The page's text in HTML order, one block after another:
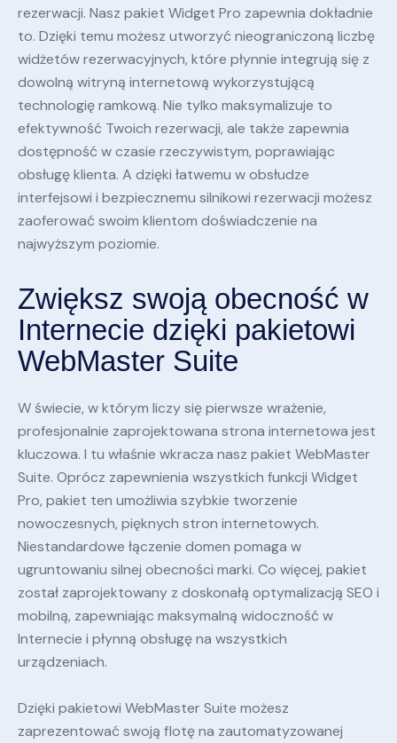
rezerwacji. Nasz pakiet Widget Pro zapewnia dokładnie
to. Dzięki temu możesz utworzyć nieograniczoną liczbę
widżetów rezerwacyjnych, które płynnie integrują się z
dowolną witryną internetową wykorzystującą
technologię ramkową. Nie tylko maksymalizuje to
efektywność Twoich rezerwacji, ale także zapewnia
dostępność w czasie rzeczywistym, poprawiając
obsługę klienta. A dzięki łatwemu w obsłudze
interfejsowi i bezpiecznemu silnikowi rezerwacji możesz
zaoferować swoim klientom doświadczenie na
najwyższym poziomie.
Zwiększ swoją obecność w
Internecie dzięki pakietowi
WebMaster Suite
W świecie, w którym liczy się pierwsze wrażenie,
profesjonalnie zaprojektowana strona internetowa jest
kluczowa. I tu właśnie wkracza nasz pakiet WebMaster
Suite. Oprócz zapewnienia wszystkich funkcji Widget
Pro, pakiet ten umożliwia szybkie tworzenie
nowoczesnych, pięknych stron internetowych.
Niestandardowe łączenie domen pomaga w
ugruntowaniu silnej obecności marki. Co więcej, pakiet
został zaprojektowany z doskonałą optymalizacją SEO i
mobilną, zapewniając maksymalną widoczność w
Internecie i płynną obsługę na wszystkich
urządzeniach.
Dzięki pakietowi WebMaster Suite możesz
zaprezentować swoją flotę na zautomatyzowanej